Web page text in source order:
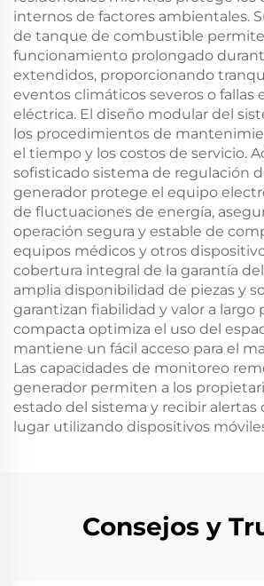
internos de factores ambientales.
de tanque de combustible
funcionamiento prolongado
extendidos, proporcionando
eventos climáticos severos o fallas
eléctrica. El diseño modular del
los procedimientos de
el tiempo y los costos de servicio.
sofisticado sistema de regulación
generador protege el equipo
de fluctuaciones de energía,
operación segura y estable de
equipos médicos y otros
cobertura integral de la garantía
amplia disponibilidad de piezas y
garantizan fiabilidad y valor a largo
compacta optimiza el uso del
mantiene un fácil acceso para el
Las capacidades de monitoreo
generador permiten a los
estado del sistema y recibir alertas
lugar utilizando dispositivos
Consejos y